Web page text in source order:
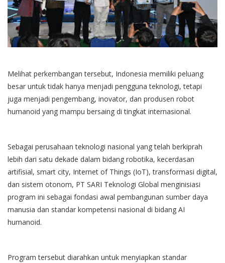
Melihat perkembangan tersebut, Indonesia memiliki peluang
besar untuk tidak hanya menjadi pengguna teknologi, tetapi
juga menjadi pengembang, inovator, dan produsen robot
humanoid yang mampu bersaing di tingkat internasional.
Sebagai perusahaan teknologi nasional yang telah berkiprah
lebih dari satu dekade dalam bidang robotika, kecerdasan
artifisial, smart city, Internet of Things (IoT), transformasi digital,
dan sistem otonom, PT SARI Teknologi Global menginisiasi
program ini sebagai fondasi awal pembangunan sumber daya
manusia dan standar kompetensi nasional di bidang AI
humanoid.
Program tersebut diarahkan untuk menyiapkan standar